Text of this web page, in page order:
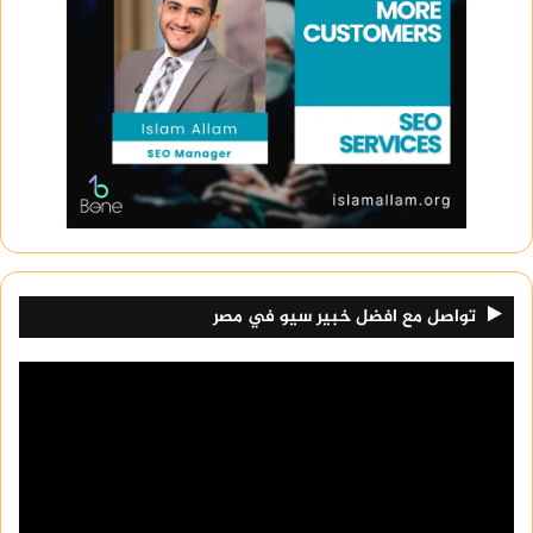
حيث تحتوي على حمض الأبل والفيتامينات
والألياف التي تساعد على تحفيز عملية الهضم
وصفات لسد الشهية وتصغير المعدة
مع تعدد طرق الرجيم والأنظمة الغذائية هناك بعض
الوصفات الفعالة لسد الشهية وتقليص حجم المعدة،
ومن بينها:
تناول الأطعمة ذات الألياف العالية: يمكن تناول
تواصل مع افضل خبير سيو في مصر